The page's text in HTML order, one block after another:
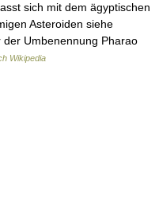
sich mit dem ägyptischen
Asteroiden siehe
Umbenennung Pharao
Wikipedia